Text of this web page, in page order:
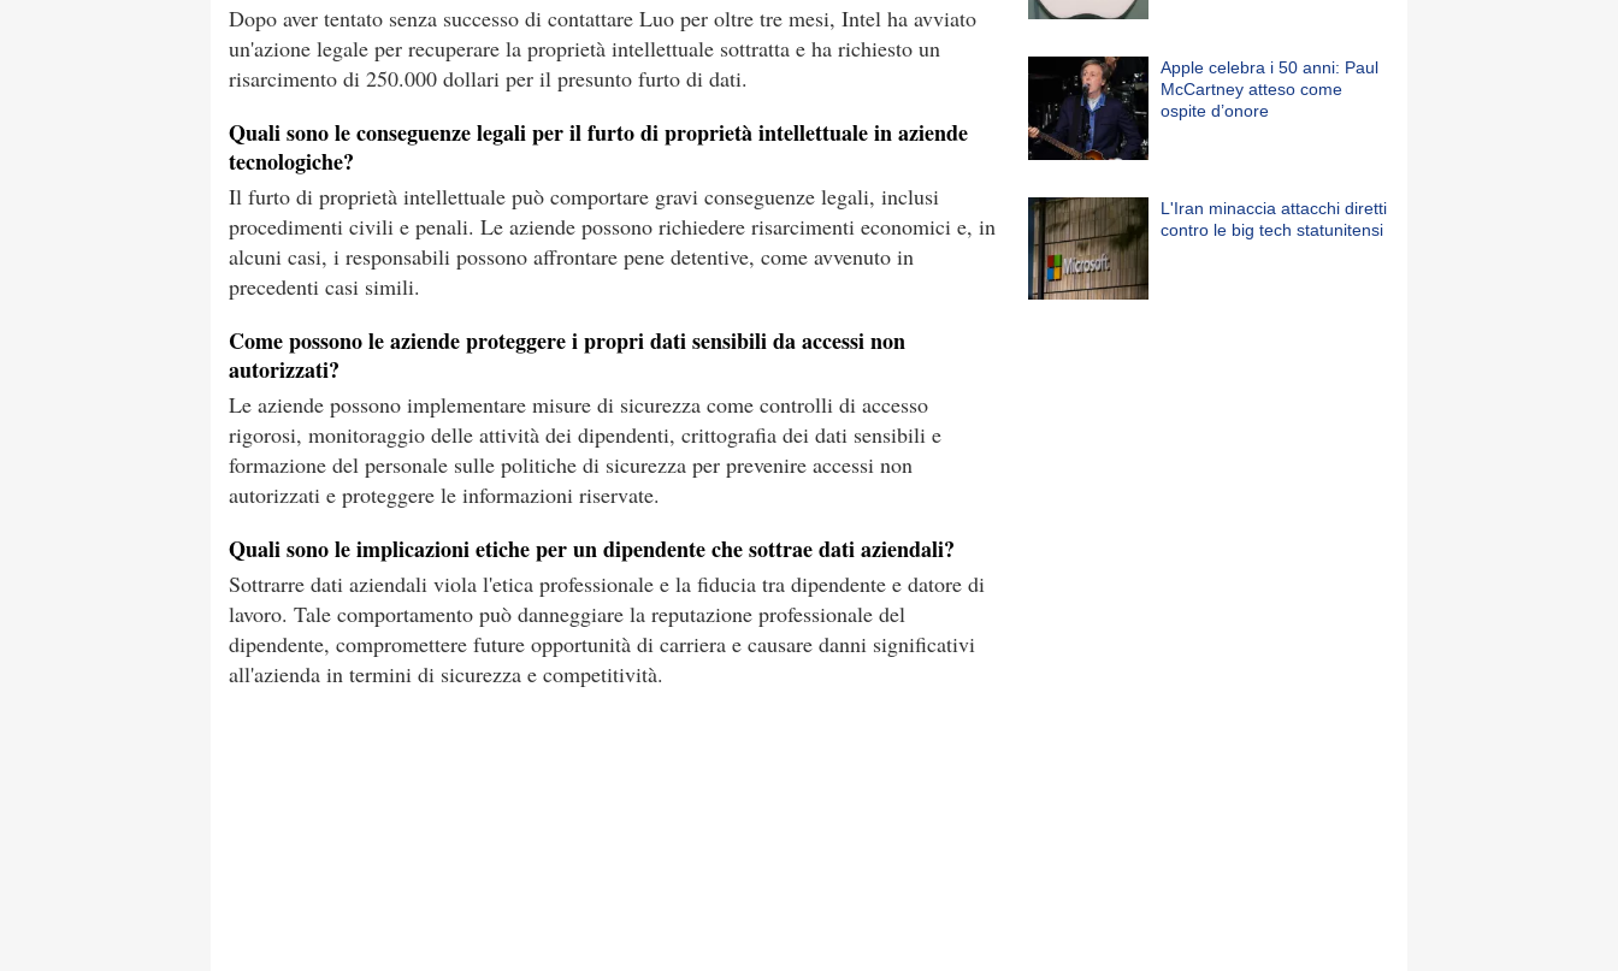
Dopo aver tentato senza successo di contattare Luo per oltre tre mesi, Intel ha avviato
un'azione legale per recuperare la proprietà intellettuale sottratta e ha richiesto un
risarcimento di 250.000 dollari per il presunto furto di dati.
Quali sono le conseguenze legali per il furto di proprietà intellettuale in aziende
tecnologiche?
Il furto di proprietà intellettuale può comportare gravi conseguenze legali, inclusi
procedimenti civili e penali. Le aziende possono richiedere risarcimenti economici e, in
alcuni casi, i responsabili possono affrontare pene detentive, come avvenuto in
precedenti casi simili.
Come possono le aziende proteggere i propri dati sensibili da accessi non
autorizzati?
Le aziende possono implementare misure di sicurezza come controlli di accesso
rigorosi, monitoraggio delle attività dei dipendenti, crittografia dei dati sensibili e
formazione del personale sulle politiche di sicurezza per prevenire accessi non
autorizzati e proteggere le informazioni riservate.
Quali sono le implicazioni etiche per un dipendente che sottrae dati aziendali?
Sottrarre dati aziendali viola l'etica professionale e la fiducia tra dipendente e datore di
lavoro. Tale comportamento può danneggiare la reputazione professionale del
dipendente, compromettere future opportunità di carriera e causare danni significativi
all'azienda in termini di sicurezza e competitività.
Apple celebra i 50 anni: Paul
McCartney atteso come
ospite d’onore
L'Iran minaccia attacchi diretti
contro le big tech statunitensi